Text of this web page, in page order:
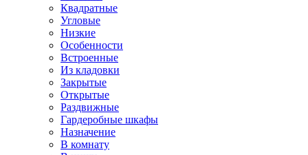
Квадратные
Угловые
Низкие
Особенности
Встроенные
Из кладовки
Закрытые
Открытые
Раздвижные
Гардеробные шкафы
Назначение
В комнату